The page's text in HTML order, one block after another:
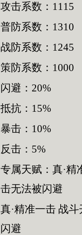
攻击系数：1115
普防系数：1310
战防系数：1245
策防系数：1000
闪避：20%
抵抗：15%
暴击：10%
反击：5%
专属天赋：真·精
击无法被闪避
真·精准一击 战
闪避